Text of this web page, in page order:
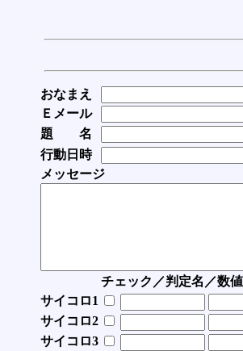
おなまえ
Ｅメール
題 名
行動日時
メッセージ
チェック／判定名／数
サイコロ1
サイコロ2
サイコロ3